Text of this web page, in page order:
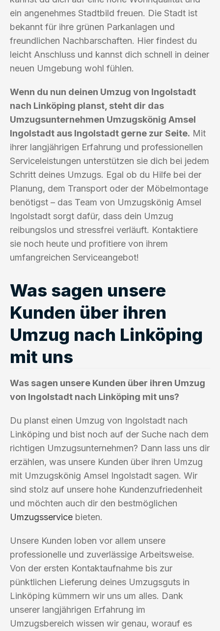
ein angenehmes Stadtbild freuen. Die Stadt ist
bekannt für ihre grünen Parkanlagen und
freundlichen Nachbarschaften. Hier findest du
leicht Anschluss und kannst dich schnell in deiner
neuen Umgebung wohl fühlen.
Wenn du nun deinen Umzug von Ingolstadt
nach Linköping planst, steht dir das
Umzugsunternehmen Umzugskönig Amsel
Ingolstadt aus Ingolstadt gerne zur Seite. Mit
ihrer langjährigen Erfahrung und professionellen
Serviceleistungen unterstützen sie dich bei jedem
Schritt deines Umzugs. Egal ob du Hilfe bei der
Planung, dem Transport oder der Möbelmontage
benötigst – das Team von Umzugskönig Amsel
Ingolstadt sorgt dafür, dass dein Umzug
reibungslos und stressfrei verläuft. Kontaktiere
sie noch heute und profitiere von ihrem
umfangreichen Serviceangebot!
Was sagen unsere
Kunden über ihren
Umzug nach Linköping
mit uns
Was sagen unsere Kunden über ihren Umzug
von Ingolstadt nach Linköping mit uns?
Du planst einen Umzug von Ingolstadt nach
Linköping und bist noch auf der Suche nach dem
richtigen Umzugsunternehmen? Dann lass uns dir
erzählen, was unsere Kunden über ihren Umzug
mit Umzugskönig Amsel Ingolstadt sagen. Wir
sind stolz auf unsere hohe Kundenzufriedenheit
und möchten auch dir den bestmöglichen
Umzugsservice bieten.
Unsere Kunden loben vor allem unsere
professionelle und zuverlässige Arbeitsweise.
Von der ersten Kontaktaufnahme bis zur
pünktlichen Lieferung deines Umzugsguts in
Linköping kümmern wir uns um alles. Dank
unserer langjährigen Erfahrung im
Umzugsbereich wissen wir genau, worauf es